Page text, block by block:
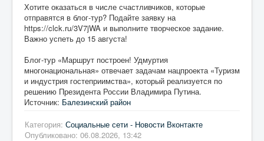
Хотите оказаться в числе счастливчиков, которые
отправятся в блог-тур? Подайте заявку на
https://clck.ru/3V7jWA и выполните творческое задание.
Важно успеть до 15 августа!
Блог-тур «Маршрут построен! Удмуртия
многонациональная» отвечает задачам нацпроекта «Туризм
и индустрия гостеприимства», который реализуется по
решению Президента России Владимира Путина.
Источник: Балезинский район
Категория: Социальные сети - Новости Вконтакте
Опубликовано: 06.08.2026, 13:42